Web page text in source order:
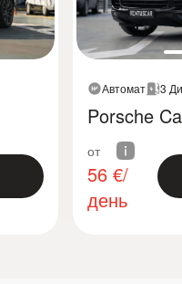
Автомат 3
Porsche
от
56 €/
день